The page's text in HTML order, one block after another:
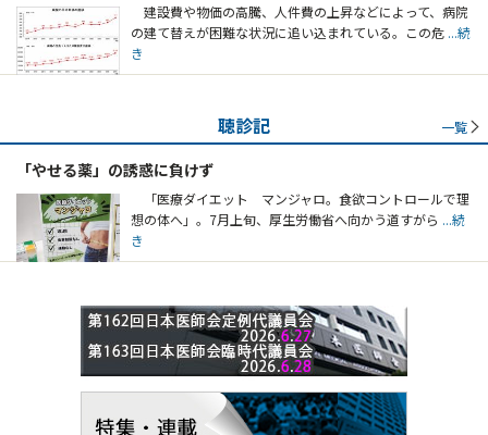
建設費や物価の高騰、人件費の上昇などによって、病院
の建て替えが困難な状況に追い込まれている。この危 ...続
き
聴診記 一覧
「やせる薬」の誘惑に負けず
「医療ダイエット マンジャロ。食欲コントロールで理
想の体へ」。7月上旬、厚生労働省へ向かう道すがら ...続
き